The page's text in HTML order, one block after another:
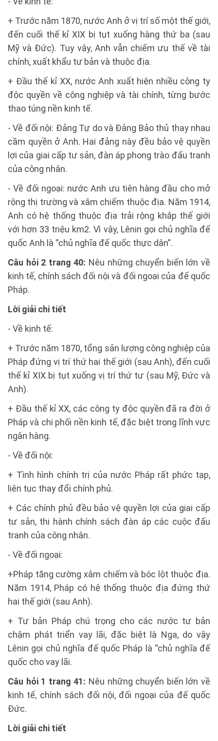
+ Trước năm 1870, nước Anh ở vị trí số một thế giới,
đến cuối thế kỉ XIX bị tụt xuống hàng thứ ba (sau
Mỹ và Đức). Tuy vậy, Anh vẫn chiếm ưu thế về tài
chính, xuất khẩu tư bản và thuộc địa.
+ Đầu thế kỉ XX, nước Anh xuất hiện nhiều công ty
độc quyền về công nghiệp và tài chính, từng bước
thao túng nền kinh tế.
- Về đối nội: Đảng Tự do và Đảng Bảo thủ thay nhau
cầm quyền ở Anh. Hai đảng này đều bảo vệ quyền
lợi của giai cấp tư sản, đàn áp phong trào đấu tranh
của công nhân.
- Về đối ngoại: nước Anh ưu tiên hàng đầu cho mở
rộng thị trường và xâm chiếm thuộc địa. Năm 1914,
Anh có hệ thống thuộc địa trải rộng khắp thế giới
với hơn 33 triệu km2. Vì vậy, Lênin gọi chủ nghĩa đế
quốc Anh là “chủ nghĩa đế quốc thực dân”.
Câu hỏi 2 trang 40: Nêu những chuyển biến lớn về
kinh tế, chính sách đối nội và đối ngoại của đế quốc
Pháp.
Lời giải chi tiết
- Về kinh tế:
+ Trước năm 1870, tổng sản lượng công nghiệp của
Pháp đứng vị trí thứ hai thế giới (sau Anh), đến cuối
thế kỉ XIX bị tụt xuống vị trí thứ tư (sau Mỹ, Đức và
Anh).
+ Đầu thế kỉ XX, các công ty độc quyền đã ra đời ở
Pháp và chi phối nền kinh tế, đặc biệt trong lĩnh vực
ngân hàng.
- Về đối nội:
+ Tình hình chính trị của nước Pháp rất phức tạp,
liên tục thay đổi chính phủ.
+ Các chính phủ đều bảo vệ quyền lợi của giai cấp
tư sản, thi hành chính sách đàn áp các cuộc đấu
tranh của công nhân.
- Về đối ngoại:
+Pháp tăng cường xâm chiếm và bóc lột thuộc địa.
Năm 1914, Pháp có hệ thống thuộc địa đứng thứ
hai thế giới (sau Anh).
+ Tư bản Pháp chú trọng cho các nước tư bản
chậm phát triển vay lãi, đặc biệt là Nga, do vậy
Lênin gọi chủ nghĩa đế quốc Pháp là “chủ nghĩa đế
quốc cho vay lãi.
Câu hỏi 1 trang 41: Nêu những chuyển biến lớn về
kinh tế, chính sách đối nội, đối ngoại của đế quốc
Đức.
Lời giải chi tiết